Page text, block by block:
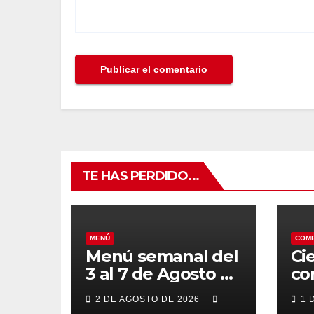
TE HAS PERDIDO...
MENÚ
Menú semanal del
3 al 7 de Agosto de
2026
2 DE AGOSTO DE 2026
71